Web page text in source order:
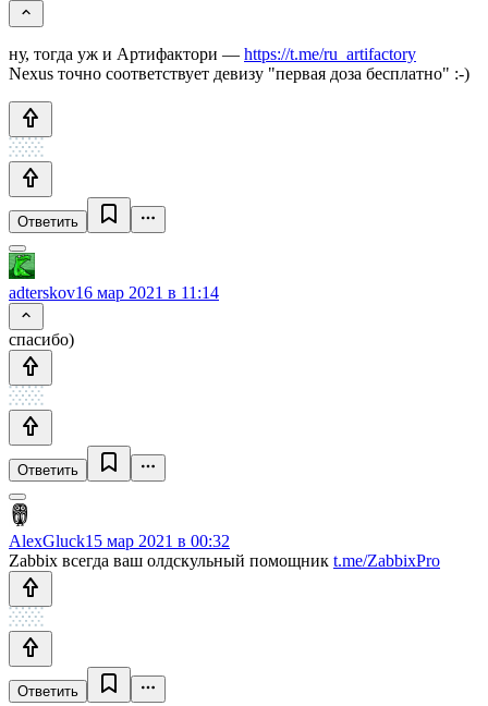
ну, тогда уж и Артифактори — https://t.me/ru_artifactory
Nexus точно соответствует девизу "первая доза бесплатно" :-)
Ответить
adterskov16 мар 2021 в 11:14
спасибо)
Ответить
AlexGluck15 мар 2021 в 00:32
Zabbix всегда ваш олдскульный помощник t.me/ZabbixPro
Ответить